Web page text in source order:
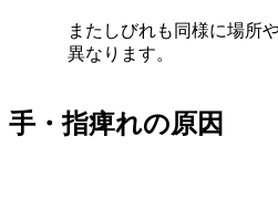
またしびれも同様に場所
異なります。
手・指痺れの原因